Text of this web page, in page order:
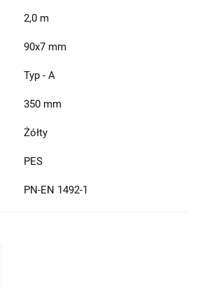
2,0 m
90x7 mm
Typ - A
350 mm
Żółty
PES
PN-EN 1492-1